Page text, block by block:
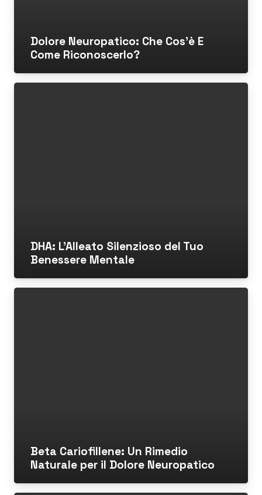
Dolore Neuropatico: Che Cos’è E
Come Riconoscerlo?
DHA: L’Alleato Silenzioso del Tuo
Benessere Mentale
Beta Cariofillene: Un Rimedio
Naturale per il Dolore Neuropatico